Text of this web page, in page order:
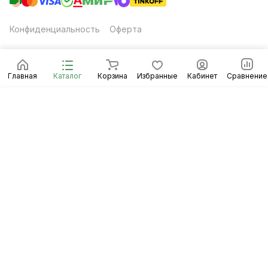
Главная Каталог Корзина Избранные Кабинет Сравнение
Конфиденциальность Оферта